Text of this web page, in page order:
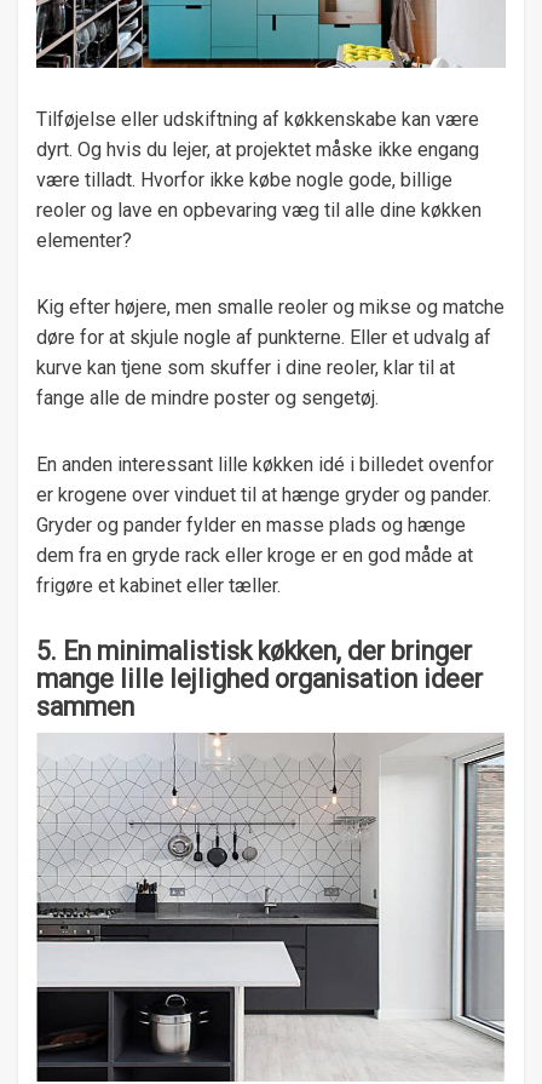
Tilføjelse eller udskiftning af køkkenskabe kan være
dyrt. Og hvis du lejer, at projektet måske ikke engang
være tilladt. Hvorfor ikke købe nogle gode, billige
reoler og lave en opbevaring væg til alle dine køkken
elementer?
Kig efter højere, men smalle reoler og mikse og matche
døre for at skjule nogle af punkterne. Eller et udvalg af
kurve kan tjene som skuffer i dine reoler, klar til at
fange alle de mindre poster og sengetøj.
En anden interessant lille køkken idé i billedet ovenfor
er krogene over vinduet til at hænge gryder og pander.
Gryder og pander fylder en masse plads og hænge
dem fra en gryde rack eller kroge er en god måde at
frigøre et kabinet eller tæller.
5. En minimalistisk køkken, der bringer
mange lille lejlighed organisation ideer
sammen